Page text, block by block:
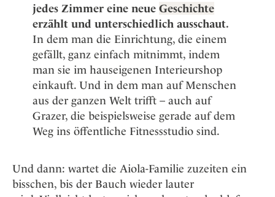
jedes Zimmer eine neue Geschichte
erzählt und unterschiedlich ausschaut.
In dem man die Einrichtung, die einem
gefällt, ganz einfach mitnimmt, indem
man sie im hauseigenen Interieurshop
einkauft. Und in dem man auf Menschen
aus der ganzen Welt trifft – auch auf
Grazer, die beispielsweise gerade auf dem
Weg ins öffentliche Fitnessstudio sind.
Und dann: wartet die Aiola-Familie zuzeiten ein
bisschen, bis der Bauch wieder lauter